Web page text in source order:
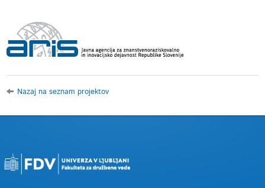
Nazaj na seznam projektov